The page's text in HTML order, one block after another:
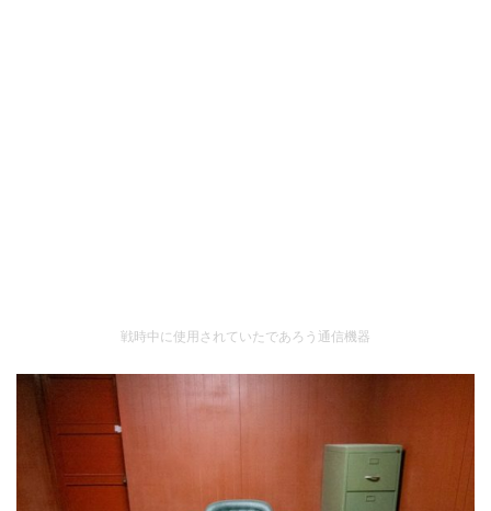
戦時中に使用されていたであろう通信機器